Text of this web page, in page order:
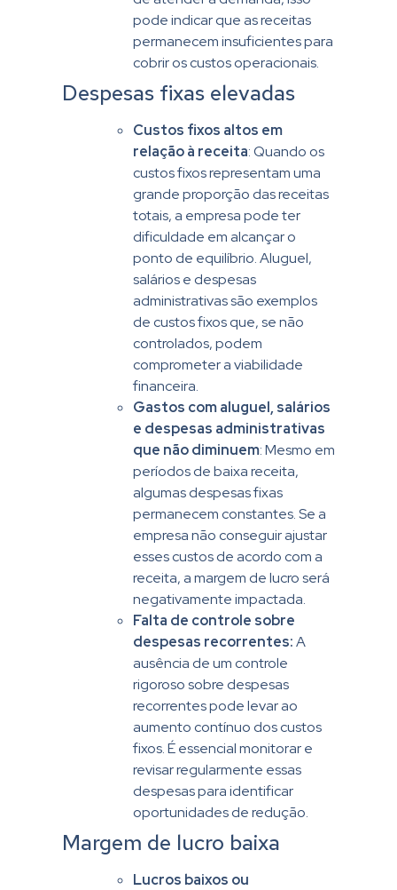
pode indicar que as receitas
permanecem insuficientes para
cobrir os custos operacionais.
Despesas fixas elevadas
Custos fixos altos em
relação à receita: Quando os
custos fixos representam uma
grande proporção das receitas
totais, a empresa pode ter
dificuldade em alcançar o
ponto de equilíbrio. Aluguel,
salários e despesas
administrativas são exemplos
de custos fixos que, se não
controlados, podem
comprometer a viabilidade
financeira.
Gastos com aluguel, salários
e despesas administrativas
que não diminuem: Mesmo em
períodos de baixa receita,
algumas despesas fixas
permanecem constantes. Se a
empresa não conseguir ajustar
esses custos de acordo com a
receita, a margem de lucro será
negativamente impactada.
Falta de controle sobre
despesas recorrentes:A
ausência de um controle
rigoroso sobre despesas
recorrentes pode levar ao
aumento contínuo dos custos
fixos. É essencial monitorar e
revisar regularmente essas
despesas para identificar
oportunidades de redução.
Margem de lucro baixa
Lucros baixos ou